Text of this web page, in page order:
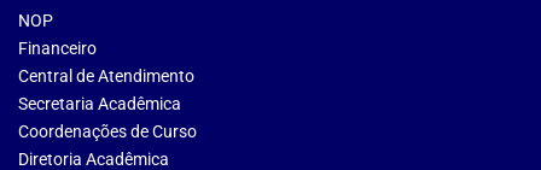
NOP
Financeiro
Central de Atendimento
Secretaria Acadêmica
Coordenações de Curso
Diretoria Acadêmica